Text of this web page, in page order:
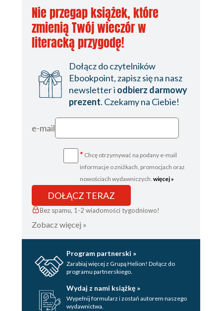
Nie przegap książek, które
zmienią Twój wieczór w
literacką przygodę!
Dołącz do czytelników
Ebookpoint, zapisz się na nasz
newsletter i odbierz darmowy
prezent. Czekamy na Ciebie!
e-mail
* Chcę otrzymywać na podany e-mail
informacje o zniżkach, promocjach oraz
nowościach wydawniczych. więcej »
DOŁĄCZ TERAZ
Bez spamu, 1-2 wiadomości tygodniowo!
Zobacz więcej »
Program partnerski »
Zarabiaj więcej z Grupą Helion! Dołącz do
programu partnerskiego.
Wydaj z nami książkę »
Wypełnij formularz i zostań autorem naszego
wydawnictwa.